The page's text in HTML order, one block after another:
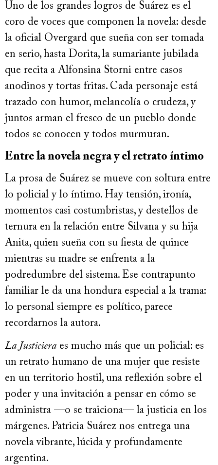
Uno de los grandes logros de Suárez es el
coro de voces que componen la novela: desde
la oficial Overgard que sueña con ser tomada
en serio, hasta Dorita, la sumariante jubilada
que recita a Alfonsina Storni entre casos
anodinos y tortas fritas. Cada personaje está
trazado con humor, melancolía o crudeza, y
juntos arman el fresco de un pueblo donde
todos se conocen y todos murmuran.
Entre la novela negra y el retrato íntimo
La prosa de Suárez se mueve con soltura entre
lo policial y lo íntimo. Hay tensión, ironía,
momentos casi costumbristas, y destellos de
ternura en la relación entre Silvana y su hija
Anita, quien sueña con su fiesta de quince
mientras su madre se enfrenta a la
podredumbre del sistema. Ese contrapunto
familiar le da una hondura especial a la trama:
lo personal siempre es político, parece
recordarnos la autora.
La Justiciera es mucho más que un policial: es
un retrato humano de una mujer que resiste
en un territorio hostil, una reflexión sobre el
poder y una invitación a pensar en cómo se
administra —o se traiciona— la justicia en los
márgenes. Patricia Suárez nos entrega una
novela vibrante, lúcida y profundamente
argentina.